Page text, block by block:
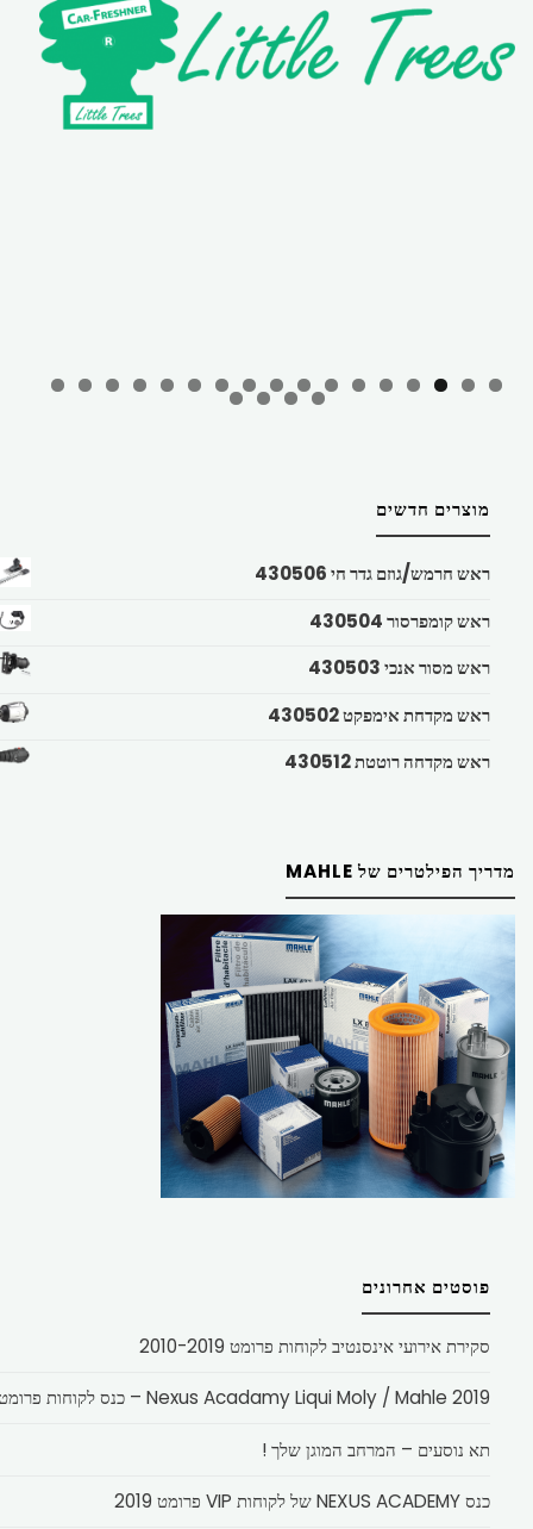
מוצרים חדשים
ראש חרמש/גוזם גדר חי 430506
ראש קומפרסור 430504
ראש מסור אנכי 430503
ראש מקדחת אימפקט 430502
ראש מקדחה רוטטת 430512
מדריך הפילטרים של MAHLE
פוסטים אחרונים
סקירת אירועי אינסנטיב לקוחות פרומט 2010-2019
Nexus Acadamy Liqui Moly / Mahle 2019 – כנס לקוחות פרומט
תא נוסעים – המרחב המוגן שלך !
כנס NEXUS ACADEMY של לקוחות VIP פרומט 2019